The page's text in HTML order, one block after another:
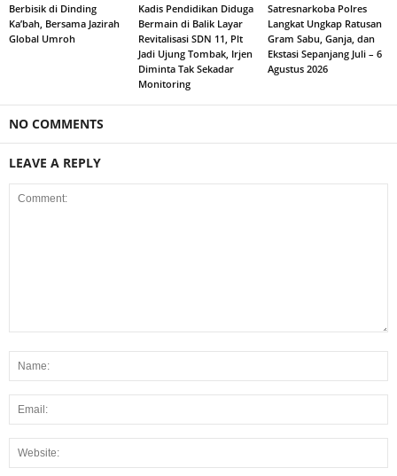
Berbisik di Dinding
Ka’bah, Bersama Jazirah
Global Umroh
Kadis Pendidikan Diduga
Bermain di Balik Layar
Revitalisasi SDN 11, Plt
Jadi Ujung Tombak, Irjen
Diminta Tak Sekadar
Monitoring
Satresnarkoba Polres
Langkat Ungkap Ratusan
Gram Sabu, Ganja, dan
Ekstasi Sepanjang Juli – 6
Agustus 2026
NO COMMENTS
LEAVE A REPLY